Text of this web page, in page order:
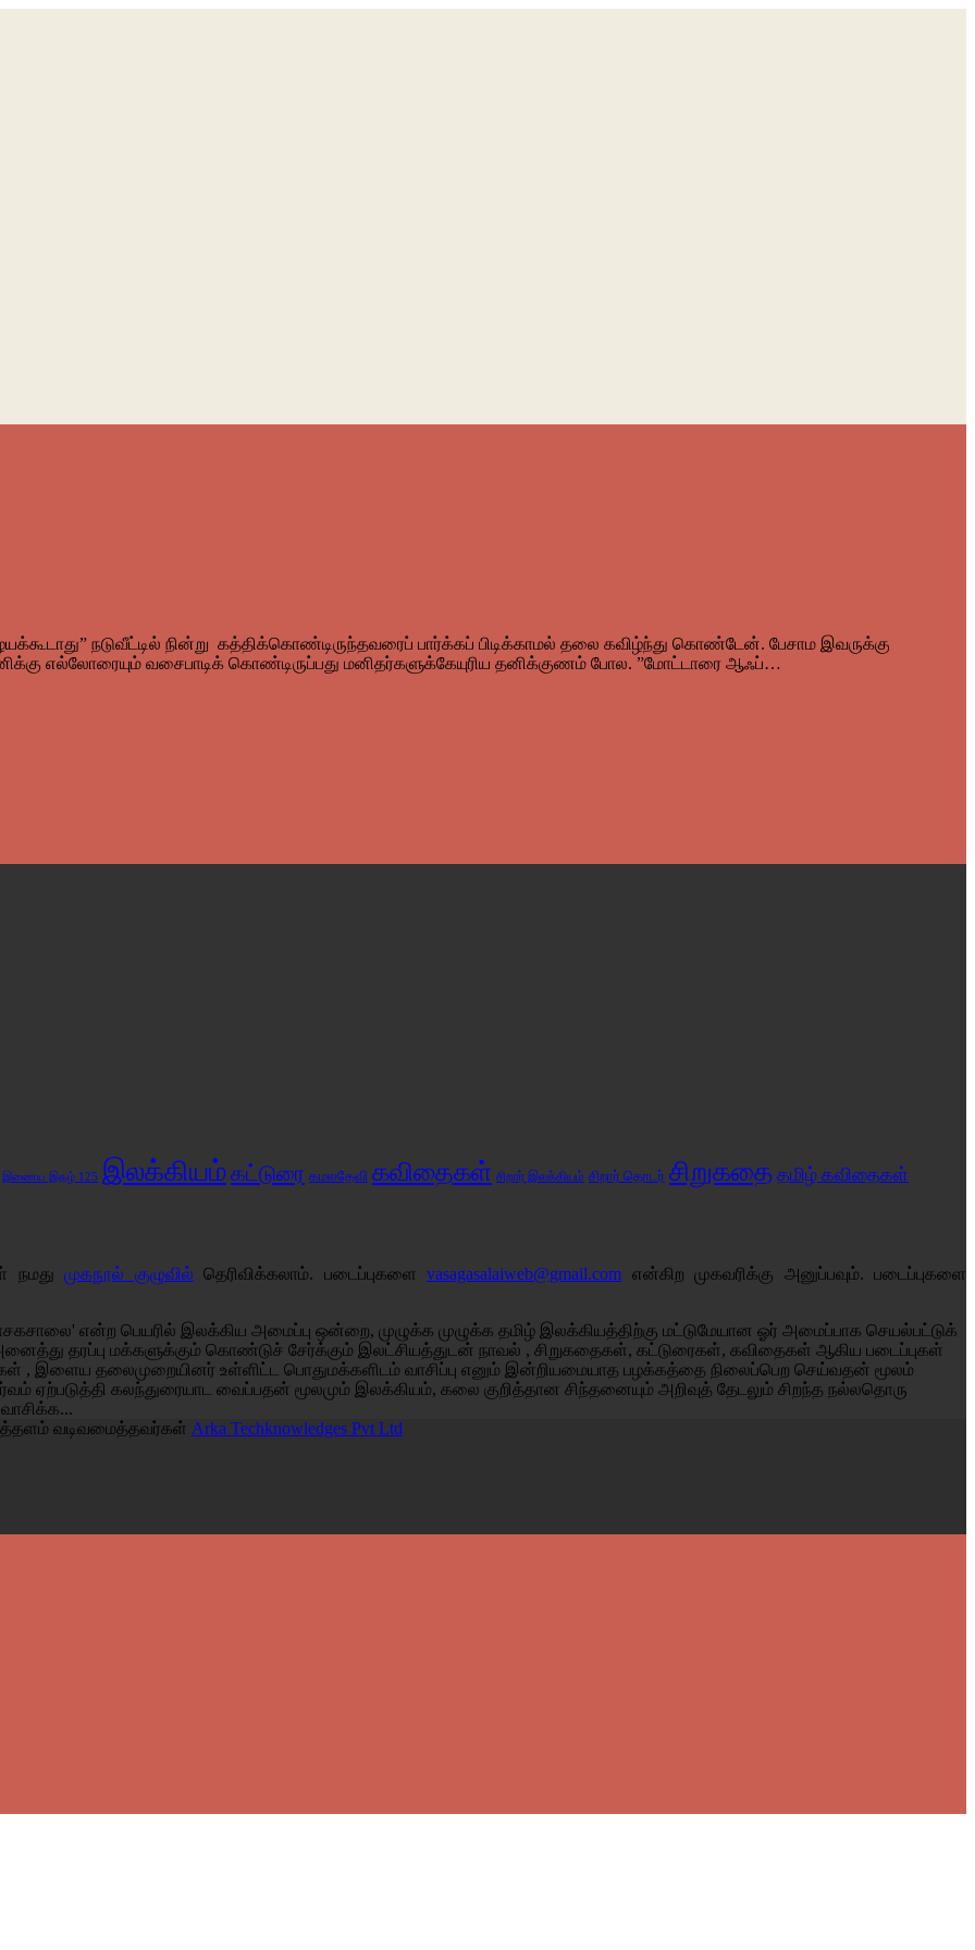
நடுவீட்டில் நின்று கத்திக்கொண்டிருந்தவரைப் பார்க்கப் பிடிக்காமல் தலை கவிழ்ந்து கொண்டேன். பேசாம இவருக்கு
எல்லோரையும் வசைபாடிக் கொண்டிருப்பது மனிதர்களுக்கேயுரிய தனிக்குணம் போல. ”மோட்டாரை ஆஃப்…
இணைய இதழ் 125 இலக்கியம்கட்டுரை கமலதேவி கவிதைகள் சிறார் இலக்கியம் சிறார் தொடர் சிறுகதை தமிழ் கவிதைகள்
நமதுமுகநூல் குழுவில் தெரிவிக்கலாம். படைப்புகளைvasagasalaiweb@gmail.com என்கிற முகவரிக்கு அனுப்பவும். படைப்புகளை
என்ற பெயரில் இலக்கிய அமைப்பு ஒன்றை, முழுக்க முழுக்க தமிழ் இலக்கியத்திற்கு மட்டுமேயான ஓர் அமைப்பாக செயல்பட்டுக்
தரப்பு மக்களுக்கும் கொண்டுச் சேர்க்கும் இலட்சியத்துடன் நாவல் , சிறுகதைகள், கட்டுரைகள், கவிதைகள் ஆகிய படைப்புகள்
, இளைய தலைமுறையினர் உள்ளிட்ட பொதுமக்களிடம் வாசிப்பு எனும் இன்றியமையாத பழக்கத்தை நிலைப்பெற செய்வதன் மூலம்
ஏற்படுத்தி கலந்துரையாட வைப்பதன் மூலமும் இலக்கியம், கலை குறித்தான சிந்தனையும் அறிவுத் தேடலும் சிறந்த நல்லதொரு
வடிவமைத்தவர்கள் Arka Techknowledges Pvt Ltd